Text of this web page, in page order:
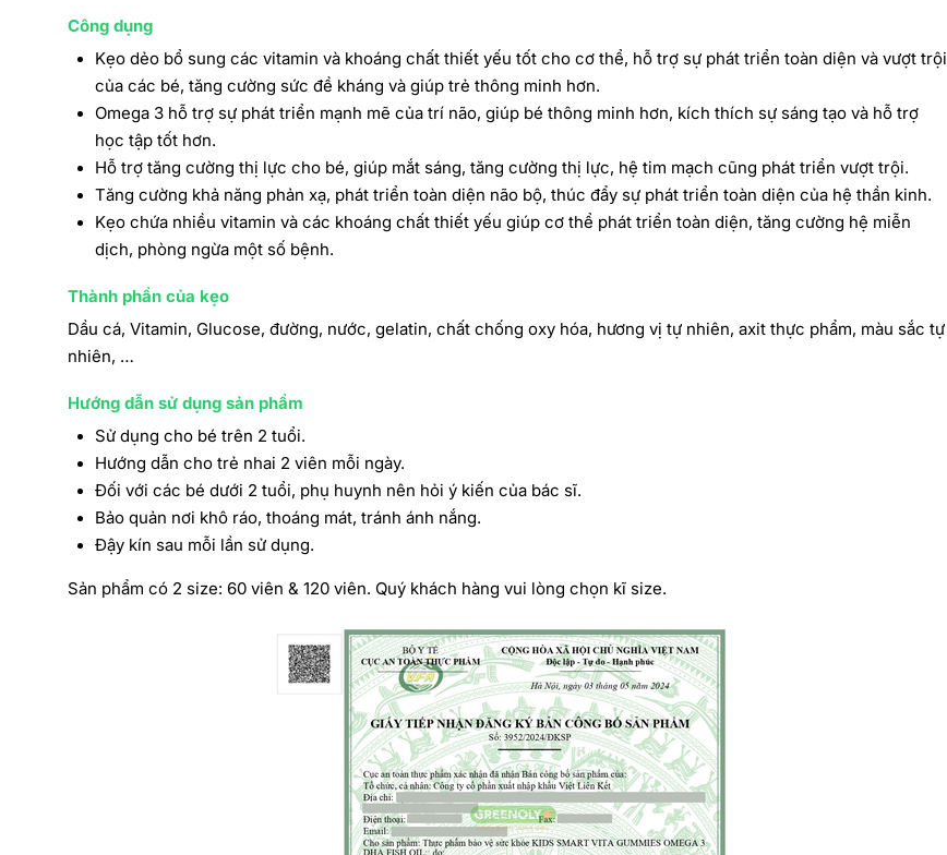
Công dụng
Kẹo dẻo bổ sung các vitamin và khoáng chất thiết yếu tốt cho cơ thể, hỗ trợ sự phát triển toàn diện và vượt trội
của các bé, tăng cường sức đề kháng và giúp trẻ thông minh hơn.
Omega 3 hỗ trợ sự phát triển mạnh mẽ của trí não, giúp bé thông minh hơn, kích thích sự sáng tạo và hỗ trợ
học tập tốt hơn.
Hỗ trợ tăng cường thị lực cho bé, giúp mắt sáng, tăng cường thị lực, hệ tim mạch cũng phát triển vượt trội.
Tăng cường khả năng phản xạ, phát triển toàn diện não bộ, thúc đẩy sự phát triển toàn diện của hệ thần kinh.
Kẹo chứa nhiều vitamin và các khoáng chất thiết yếu giúp cơ thể phát triển toàn diện, tăng cường hệ miễn
dịch, phòng ngừa một số bệnh.
Thành phần của kẹo
Dầu cá, Vitamin, Glucose, đường, nước, gelatin, chất chống oxy hóa, hương vị tự nhiên, axit thực phẩm, màu sắc tự
nhiên, …
Hướng dẫn sử dụng sản phẩm
Sử dụng cho bé trên 2 tuổi.
Hướng dẫn cho trẻ nhai 2 viên mỗi ngày.
Đối với các bé dưới 2 tuổi, phụ huynh nên hỏi ý kiến của bác sĩ.
Bảo quản nơi khô ráo, thoáng mát, tránh ánh nắng.
Đậy kín sau mỗi lần sử dụng.
Sản phẩm có 2 size: 60 viên & 120 viên. Quý khách hàng vui lòng chọn kĩ size.